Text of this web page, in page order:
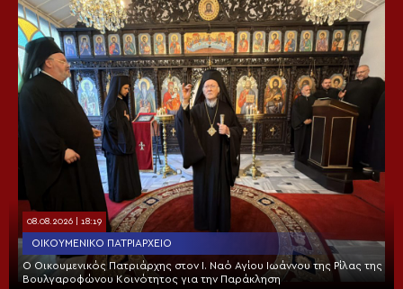
08.08.2026 | 18:19
ΟΙΚΟΥΜΕΝΙΚΌ ΠΑΤΡΙΑΡΧΕΊΟ
Ο Οικουμενικός Πατριάρχης στον I. Ναό Αγίου Ιωάννου της Ρίλας της
Βουλγαροφώνου Κοινότητος για την Παράκληση